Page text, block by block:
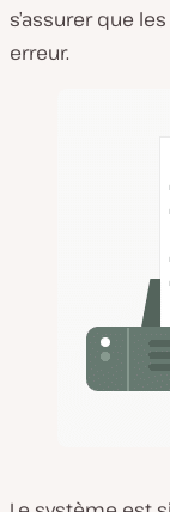
s’assurer que
erreur.